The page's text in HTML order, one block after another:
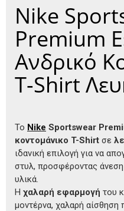
Nike
Premium
Ανδρικό
T-Shirt
Το Nike Sportswear
κοντομάνικο T-Shirt σε
ιδανική επιλογή για να
στυλ, προσφέροντας
υλικά.
Η χαλαρή εφαρμογή του
μοντέρνα, χαλαρή